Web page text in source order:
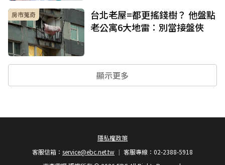
房市蒐奇
台北老屋=都更搖錢樹？ 他盤點
老公寓6大地雷：別當接盤俠
顯示更多
隱私權政策
客服專線：02-2388-5918
客服信箱： service@ebc.net.tw